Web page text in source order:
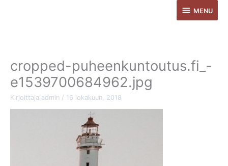
MENU
MENU
cropped-puheenkuntoutus.fi_-
e1539700684962.jpg
Kirjoittaja admin / 16 lokakuun, 2018